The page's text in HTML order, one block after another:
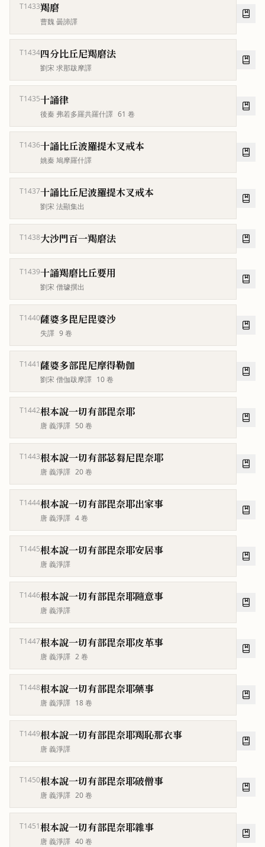
T1433羯磨
曹魏 曇諦譯
T1434四分比丘尼羯磨法
劉宋 求那跋摩譯
T1435十誦律
後秦 弗若多羅共羅什譯 61 卷
T1436十誦比丘波羅提木叉戒本
姚秦 鳩摩羅什譯
T1437十誦比丘尼波羅提木叉戒本
劉宋 法顯集出
T1438大沙門百一羯磨法
T1439十誦羯磨比丘要用
劉宋 僧璩撰出
T1440薩婆多毘尼毘婆沙
失譯 9卷
T1441薩婆多部毘尼摩得勒伽
劉宋 僧伽跋摩譯 10卷
T1442根本說一切有部毘奈耶
唐 義淨譯 50卷
T1443根本說一切有部苾芻尼毘奈耶
唐 義淨譯 20卷
T1444根本說一切有部毘奈耶出家事
唐 義淨譯 4卷
T1445根本說一切有部毘奈耶安居事
唐 義淨譯
T1446根本說一切有部毘奈耶隨意事
唐 義淨譯
T1447根本說一切有部毘奈耶皮革事
唐 義淨譯 2卷
T1448根本說一切有部毘奈耶藥事
唐 義淨譯 18卷
T1449根本說一切有部毘奈耶羯恥那衣事
唐 義淨譯
T1450根本說一切有部毘奈耶破僧事
唐 義淨譯 20卷
T1451根本說一切有部毘奈耶雜事
唐 義淨譯 40卷